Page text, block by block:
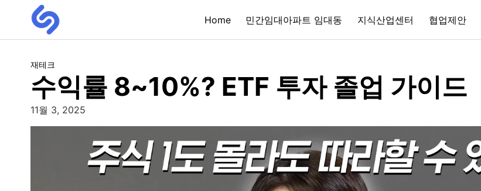
Home 민간임대아파트 임대동 지식산업센터 협업제안
재테크
수익률 8~10%? ETF 투자 졸업 가이드
11월 3, 2025